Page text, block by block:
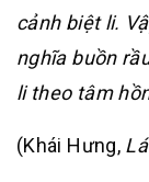
cảnh biệt li.
nghĩa buồn
li theo tâm
(Khái Hưng,